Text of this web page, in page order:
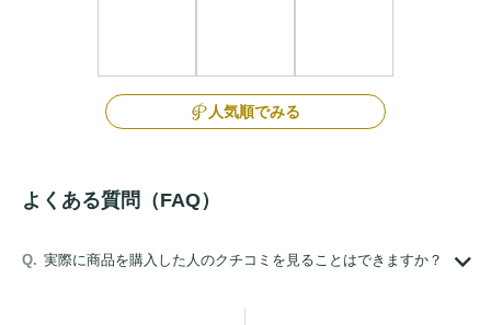
人気順でみる
よくある質問（FAQ）
実際に商品を購入した人のクチコミを見ることはできますか？